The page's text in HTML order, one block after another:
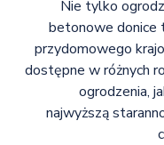
Nie tylko
betonowe donice
przydomowego
dostępne w różnych
ogrodzenia,
najwyższą